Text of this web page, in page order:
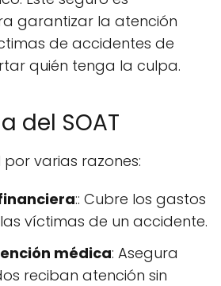
garantizar la atención
de accidentes de
quién tenga la culpa.
del SOAT
por varias razones:
:: Cubre los gastos
víctimas de un accidente.
médica: Asegura
reciban atención sin